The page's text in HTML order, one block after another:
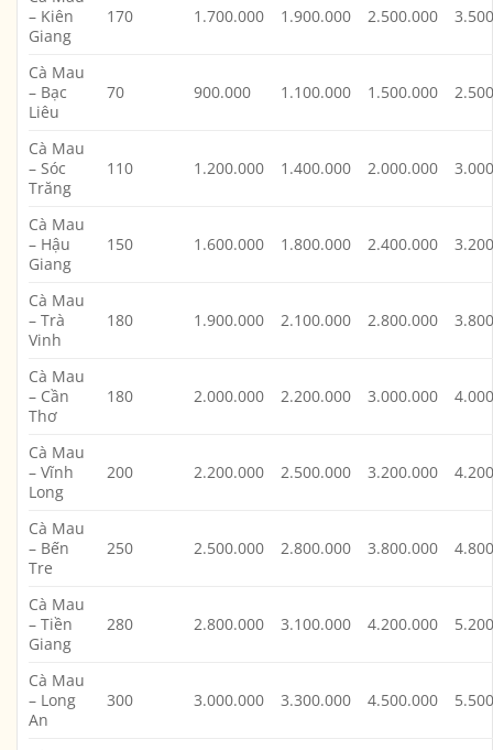
– Kiên
Giang
170 1.700.000 1.900.000 2.500.000
Cà Mau
– Bạc
Liêu
70 900.000 1.100.000 1.500.000
Cà Mau
– Sóc
Trăng
110 1.200.000 1.400.000 2.000.000
Cà Mau
– Hậu
Giang
150 1.600.000 1.800.000 2.400.000
Cà Mau
– Trà
Vinh
180 1.900.000 2.100.000 2.800.000
Cà Mau
– Cần
Thơ
180 2.000.000 2.200.000 3.000.000
Cà Mau
– Vĩnh
Long
200 2.200.000 2.500.000 3.200.000
Cà Mau
– Bến
Tre
250 2.500.000 2.800.000 3.800.000
Cà Mau
– Tiền
Giang
280 2.800.000 3.100.000 4.200.000
Cà Mau
– Long
An
300 3.000.000 3.300.000 4.500.000